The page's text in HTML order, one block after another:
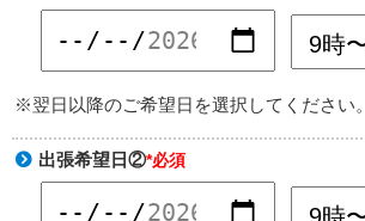
※翌日以降のご希望日を選択してください。
出張希望日②*必須